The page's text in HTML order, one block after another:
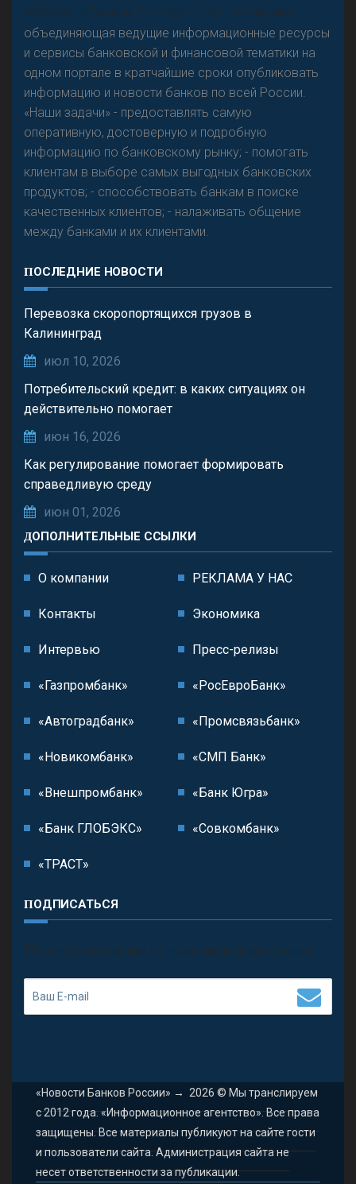
Резкого разворота на рынке автокредитов не
предвидится - «Интервью»
«Н
овости Банков России» – группа компаний,
объединяющая ведущие информационные ресурсы
и сервисы банковской и финансовой тематики на
одном портале в кратчайшие сроки опубликовать
информацию и новости банков по всей России.
«Наши задачи» - предоставлять самую
оперативную, достоверную и подробную
информацию по банковскому рынку; - помогать
клиентам в выборе самых выгодных банковских
продуктов; - способствовать банкам в поиске
качественных клиентов; - налаживать общение
между банками и их клиентами.
ПОСЛЕДНИЕ НОВОСТИ
Перевозка скоропортящихся грузов в
Калининград
июл 10, 2026
Потребительский кредит: в каких ситуациях он
действительно помогает
июн 16, 2026
Как регулирование помогает формировать
справедливую среду
июн 01, 2026
ДОПОЛНИТЕЛЬНЫЕ ССЫЛКИ
О компании РЕКЛАМА У НАС
Контакты Экономика
Интервью Пресс-релизы
«Газпромбанк» «РосЕвроБанк»
«Автоградбанк» «Промсвязьбанк»
«Новикомбанк» «СМП Банк»
«Внешпромбанк» «Банк Югра»
«Банк ГЛОБЭКС» «Совкомбанк»
«ТРАСТ»
ПОДПИСАТЬСЯ
П олучить последние обновления и предложения.
«Новости Банков России» → 2026 © Мы транслируем
с 2012 года. «Информационное агентство». Все права
защищены. Все материалы публикуют на сайте гости
и пользователи сайта. Администрация сайта не
несет ответственности за публикации.